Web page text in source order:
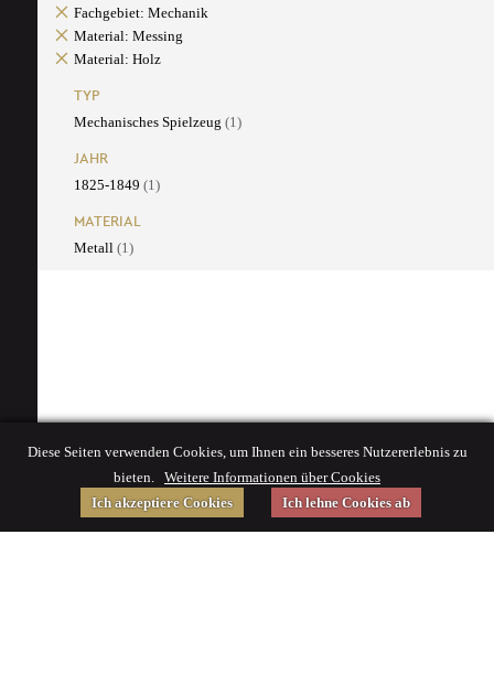
Fachgebiet: Mechanik
Material: Messing
Material: Holz
TYP
Mechanisches Spielzeug (1)
JAHR
1825-1849 (1)
MATERIAL
Metall (1)
Diese Seiten verwenden Cookies, um Ihnen ein besseres Nutzererlebnis zu
bieten. Weitere Informationen über Cookies
Ich akzeptiere Cookies
Ich lehne Cookies ab